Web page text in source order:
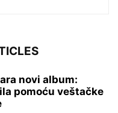
novi album:
pomoću veštačke